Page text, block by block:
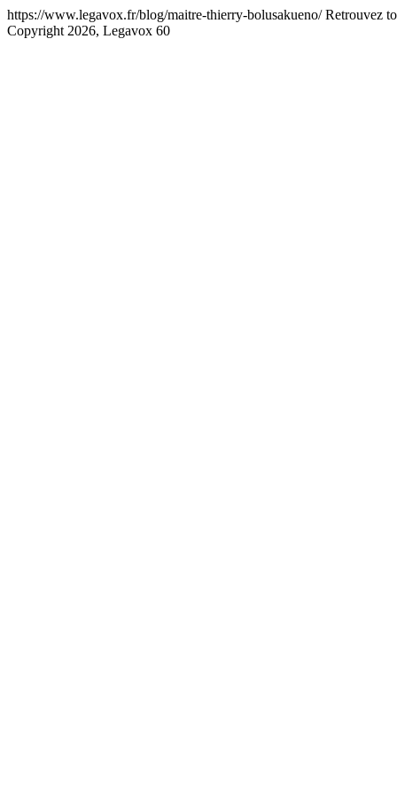
https://www.legavox.fr/blog/maitre-thierry-bolusakueno/Retrouvez
Copyright 2026, Legavox 60